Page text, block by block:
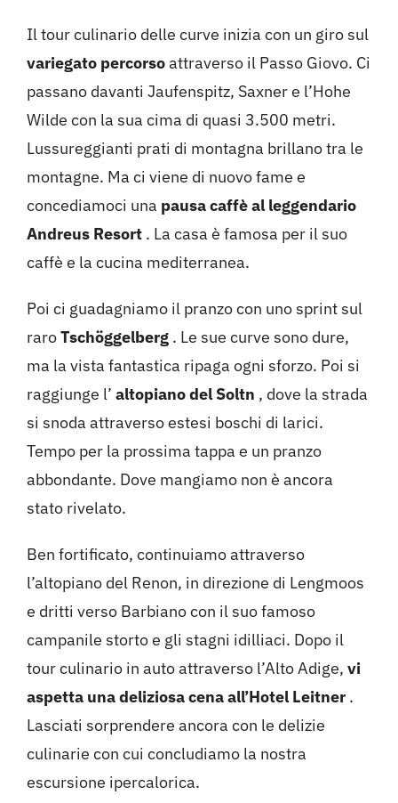
Il tour culinario delle curve inizia con un giro sul
variegato percorsoattraverso il Passo Giovo. Ci
passano davanti Jaufenspitz, Saxner e l’Hohe
Wilde con la sua cima di quasi 3.500 metri.
Lussureggianti prati di montagna brillano tra le
montagne. Ma ci viene di nuovo fame e
concediamoci una pausa caffè al leggendario
Andreus Resort . La casa è famosa per il suo
caffè e la cucina mediterranea.
Poi ci guadagniamo il pranzo con uno sprint sul
raroTschöggelberg . Le sue curve sono dure,
ma la vista fantastica ripaga ogni sforzo. Poi si
raggiunge l’ altopiano del Soltn , dove la strada
si snoda attraverso estesi boschi di larici.
Tempo per la prossima tappa e un pranzo
abbondante. Dove mangiamo non è ancora
stato rivelato.
Ben fortificato, continuiamo attraverso
l’altopiano del Renon, in direzione di Lengmoos
e dritti verso Barbiano con il suo famoso
campanile storto e gli stagni idilliaci. Dopo il
tour culinario in auto attraverso l’Alto Adige, vi
aspetta una deliziosa cena all’Hotel Leitner .
Lasciati sorprendere ancora con le delizie
culinarie con cui concludiamo la nostra
escursione ipercalorica.